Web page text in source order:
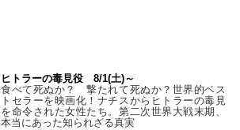
ヒトラーの毒見役 8/1(土)～
食べて死ぬか？ 撃たれて死ぬか？世界的ベス
トセラーを映画化！ナチスからヒトラーの毒見
を命令された女性たち。第二次世界大戦末期、
本当にあった知られざる真実